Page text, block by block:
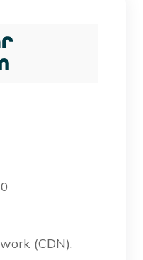
(CDN),